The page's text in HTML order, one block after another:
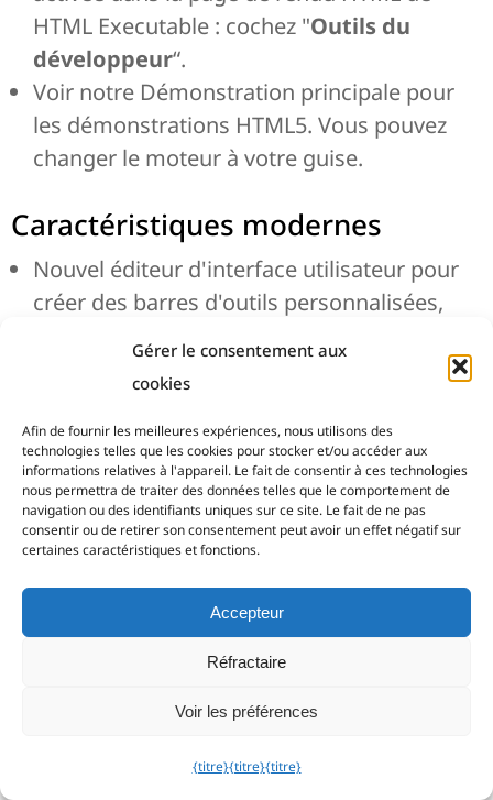
Gérer le consentement aux
cookies
Afin de fournir les meilleures expériences, nous utilisons des
technologies telles que les cookies pour stocker et/ou accéder aux
informations relatives à l'appareil. Le fait de consentir à ces technologies
nous permettra de traiter des données telles que le comportement de
navigation ou des identifiants uniques sur ce site. Le fait de ne pas
consentir ou de retirer son consentement peut avoir un effet négatif sur
certaines caractéristiques et fonctions.
Accepteur
Réfractaire
Voir les préférences
{titre}{titre}{titre}
HTML Executable : cochez "Outils du
développeur“.
Voir notre Démonstration principale pour
les démonstrations HTML5. Vous pouvez
changer le moteur à votre guise.
Caractéristiques modernes
Nouvel éditeur d'interface utilisateur pour
créer des barres d'outils personnalisées,
contrôles, définissez leurs propriétés...
Nouvelle option pour créer une application
purement navigateur : aucun autre élément
prédéfini de l'interface utilisateur
(application GUI) n'est ajouté, à l'exception
du composant navigateur.
Nouveau moteur d'habillage et possibilité
de n'utiliser aucun habillage (aspect de
l'application par défaut de Windows).
clairs (grâce à l'utilisation de 2 skins